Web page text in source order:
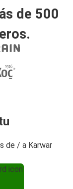
de 500
de / a Karwar